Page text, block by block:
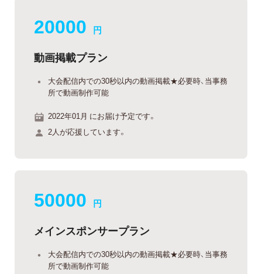
20000 円
動画掲載プラン
大会配信内での30秒以内の動画掲載★必要時、当事務
所で動画制作可能
2022年01月 にお届け予定です。
2人が応援しています。
50000 円
メインスポンサープラン
大会配信内での30秒以内の動画掲載★必要時、当事務
所で動画制作可能